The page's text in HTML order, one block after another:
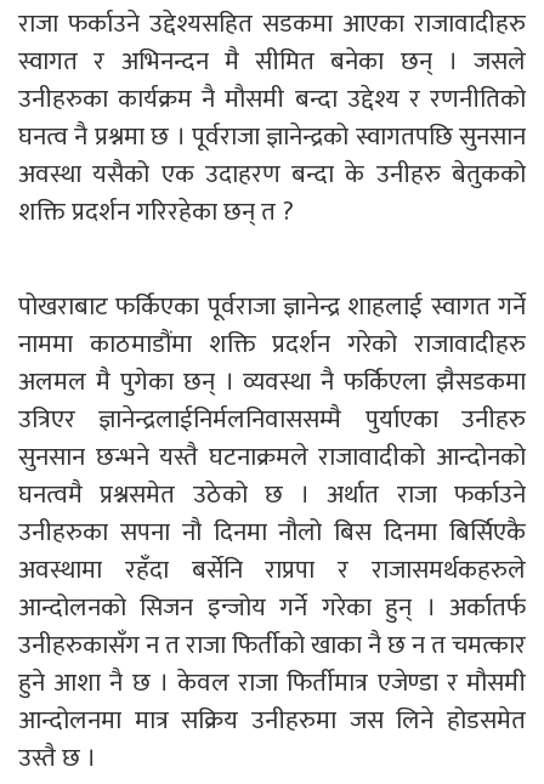
राजा फर्काउने उद्देश्यसहित सडकमा आएका राजावादीहरु
स्वागत र अभिनन्दन मै सीमित बनेका छन् । जसले
उनीहरुका कार्यक्रम नै मौसमी बन्दा उद्देश्य र रणनीतिको
घनत्व नै प्रश्नमा छ । पूर्वराजा ज्ञानेन्द्रको स्वागतपछि सुनसान
अवस्था यसैको एक उदाहरण बन्दा के उनीहरु बेतुकको
शक्ति प्रदर्शन गरिरहेका छन् त ?
पोखराबाट फर्किएका पूर्वराजा ज्ञानेन्द्र शाहलाई स्वागत गर्ने
नाममा काठमाडौंमा शक्ति प्रदर्शन गरेको राजावादीहरु
अलमल मै पुगेका छन् । व्यवस्था नै फर्किएला झैसडकमा
उत्रिएर ज्ञानेन्द्रलाईनिर्मलनिवाससम्मै पुर्याएका उनीहरु
सुनसान छन्भने यस्तै घटनाक्रमले राजावादीको आन्दोनको
घनत्वमै प्रश्नसमेत उठेको छ । अर्थात राजा फर्काउने
उनीहरुका सपना नौ दिनमा नौलो बिस दिनमा बिर्सिएकै
अवस्थामा रहँदा बर्सेनि राप्रपा र राजासमर्थकहरुले
आन्दोलनको सिजन इन्जोय गर्ने गरेका हुन् । अर्कातर्फ
उनीहरुकासँग न त राजा फिर्तीको खाका नै छ न त चमत्कार
हुने आशा नै छ । केवल राजा फिर्तीमात्र एजेण्डा र मौसमी
आन्दोलनमा मात्र सक्रिय उनीहरुमा जस लिने होडसमेत
उस्तै छ ।